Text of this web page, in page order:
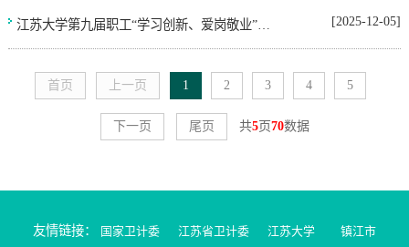
江苏大学第九届职工“学习创新、爱岗敬业”技能竞赛 医生组、护理组竞赛成功举办 [2025-12-05]
首页 上一页 1 2 3 4 5
下一页 尾页 共5页70数据
友情链接： 国家卫计委 江苏省卫计委 江苏大学 镇江市